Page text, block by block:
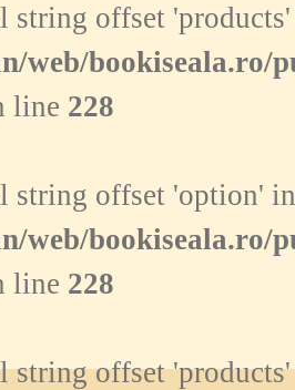
string offset
web/bookiseala.ro/
line 228
string offset 'option' in
web/bookiseala.ro/
line 228
string offset